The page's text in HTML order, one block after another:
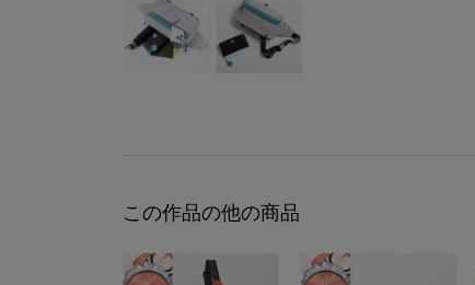
この作品の他の商品